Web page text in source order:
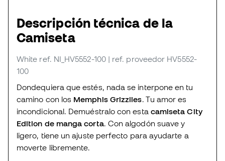
Descripción técnica de la
Camiseta
White ref. NI_HV5552-100 | ref. proveedor HV5552-
100
Dondequiera que estés, nada se interpone en tu
camino con los Memphis Grizzlies. Tu amor es
incondicional. Demuéstralo con esta camiseta City
Edition de manga corta. Con algodón suave y
ligero, tiene un ajuste perfecto para ayudarte a
moverte libremente.